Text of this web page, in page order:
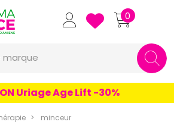
Pharmaforce Grande Pharmacie
0
Uriage Age Lift -30%
minceur